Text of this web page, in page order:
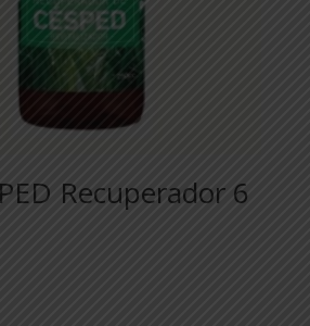
Recuperador 6